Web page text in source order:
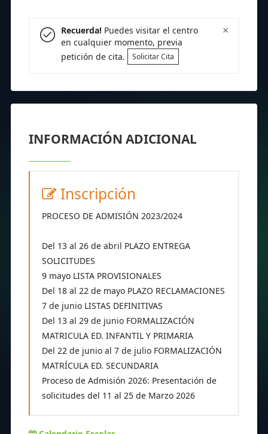
×
Recuerda!Puedes visitar el centro
en cualquier momento, previa
petición de cita.
Solicitar Cita
INFORMACIÓN ADICIONAL
Inscripción
PROCESO DE ADMISIÓN 2023/2024
Del 13 al 26 de abril PLAZO ENTREGA
SOLICITUDES
9 mayo LISTA PROVISIONALES
Del 18 al 22 de mayo PLAZO RECLAMACIONES
7 de junio LISTAS DEFINITIVAS
Del 13 al 29 de junio FORMALIZACIÓN
MATRICULA ED. INFANTIL Y PRIMARIA
Del 22 de junio al 7 de julio FORMALIZACIÓN
MATRÍCULA ED. SECUNDARIA
Proceso de Admisión 2026: Presentación de
solicitudes del 11 al 25 de Marzo 2026